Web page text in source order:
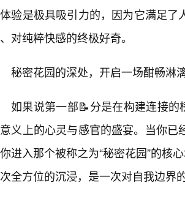
验是极具吸引力的，因为它满足
对纯粹快感的终极好奇。
秘密花园的深处，开启一场酣畅淋
如果说第一部📝分是在构建连接的
义上的心灵与感官的盛宴。当你
进入那个被称之为“秘密花园”的核
全方位的沉浸，是一次对自我边界